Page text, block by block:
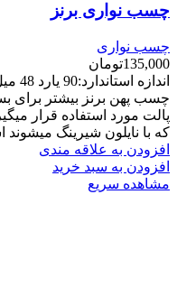
چسب نواری برنز
چسب نواری
135,000تومان
چسب پهن برنز بیشتر برای
پالت مورد استفاده قرار
که با نایلون شیرینگ
افزودن به علاقه مندی
افزودن به سبد خرید
مشاهده سریع